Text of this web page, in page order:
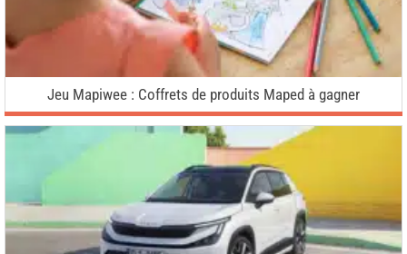
Jeu Mapiwee : Coffrets de produits Maped à gagner